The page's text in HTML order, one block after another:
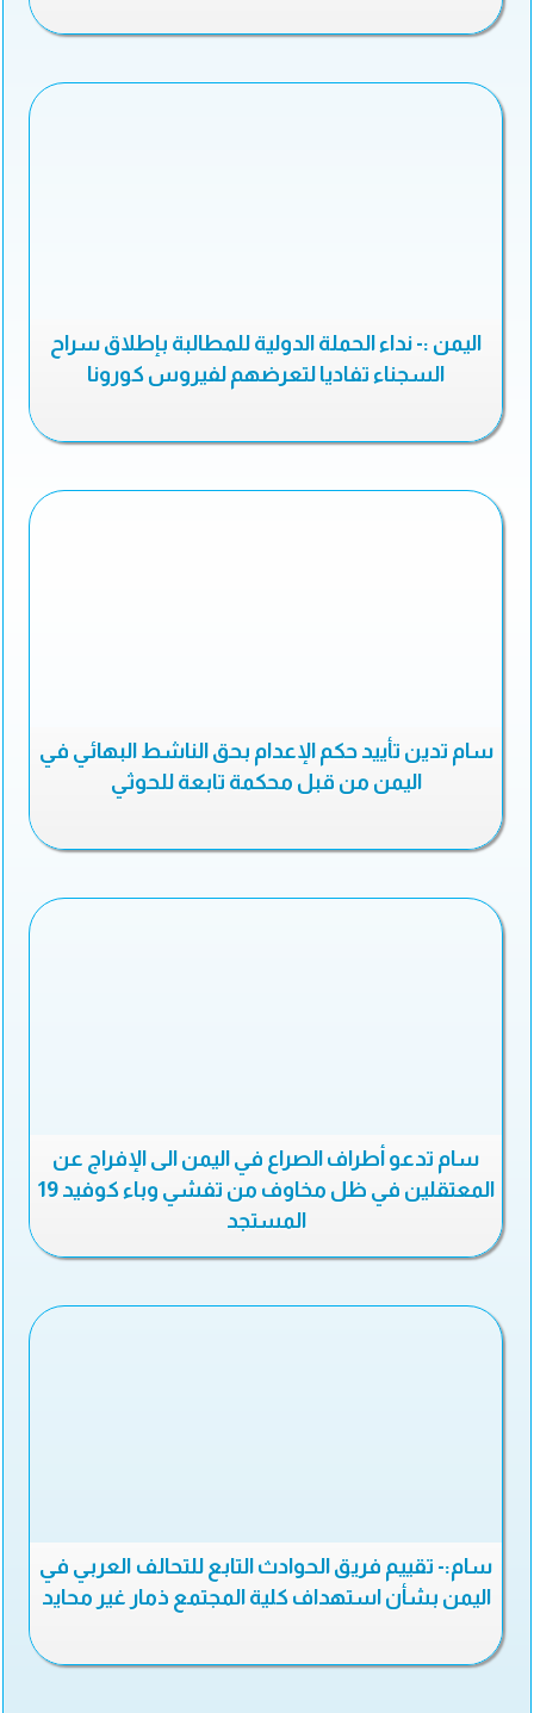
اليمن :- نداء الحملة الدولية للمطالبة بإطلاق سراح
السجناء تفاديا لتعرضهم لفيروس كورونا
سام تدين تأييد حكم الإعدام بحق الناشط البهائي في
اليمن من قبل محكمة تابعة للحوثي
سام تدعو أطراف الصراع في اليمن الى الإفراج عن
المعتقلين في ظل مخاوف من تفشي وباء كوفيد 19
المستجد
سام:- تقييم فريق الحوادث التابع للتحالف العربي في
اليمن بشأن استهداف كلية المجتمع ذمار غير محايد